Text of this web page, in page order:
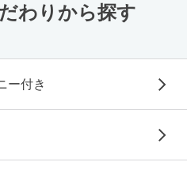
わりから探す
ー付き